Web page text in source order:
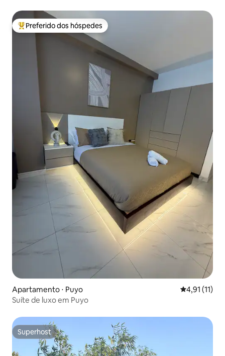
Entre os melhores preferidos dos hóspedes
Preferido dos hóspedes
Apartamento ⋅ Puyo 4,91 de uma
4,91 (11)
Suíte de luxo em Puyo
Superhost
Superhost